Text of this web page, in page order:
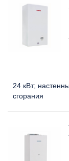
24 кВт
сгорания